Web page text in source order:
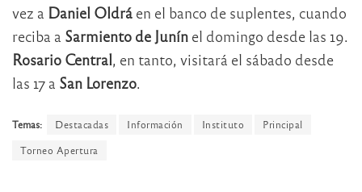
vez a Daniel Oldrá en el banco de suplentes, cuando
reciba a Sarmiento de Junín el domingo desde las 19.
Rosario Central, en tanto, visitará el sábado desde
las 17 a San Lorenzo.
Temas: Destacadas Información Instituto
Principal
Torneo Apertura